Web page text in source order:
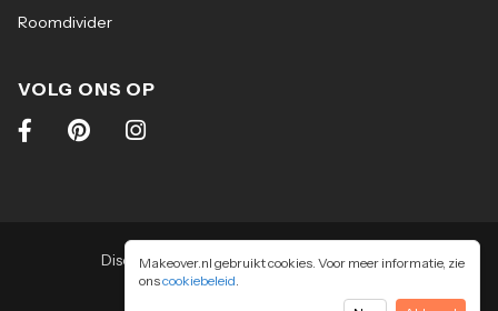
Makeover.nl gebruikt cookies. Voor meer informatie, zie
onscookiebeleid.
Roomdivider
VOLG ONS OP
Disclaimer | Algemene voorwaarden |
Privacy & cookiebeleid